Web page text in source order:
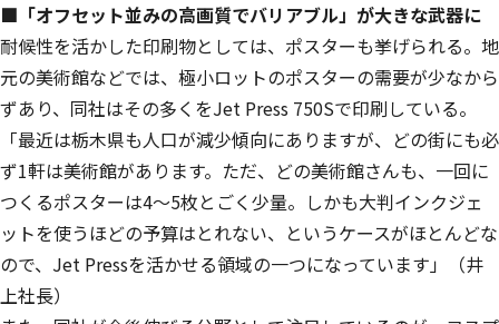
■「オフセット並みの高画質でバリアブル」が大きな武器に
耐候性を活かした印刷物としては、ポスターも挙げられる。地
元の美術館などでは、極小ロットのポスターの需要が少なから
ずあり、同社はその多くをJet Press 750Sで印刷している。
「最近は栃木県も人口が減少傾向にありますが、どの街にも必
ず1軒は美術館があります。ただ、どの美術館さんも、一回に
つくるポスターは4～5枚とごく少量。しかも大判インクジェ
ットを使うほどの予算はとれない、というケースがほとんどな
ので、Jet Pressを活かせる領域の一つになっています」（井
上社長）